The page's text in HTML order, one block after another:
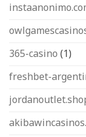
365-casino (1)
freshbet-